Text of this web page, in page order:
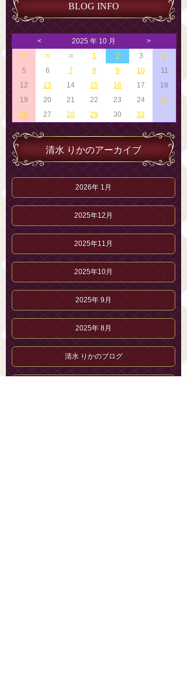
BLOG INFO
< 2025 年 10 月 >
28 29 30 1 2 3
4
5
6 7 8 9 10
11
12
13 14 15 16 17
18
19
20 21 22 23 24
25
26
27 28 29 30 31 1
清水 りかのアーカイブ
2026年 1月
2025年12月
2025年11月
2025年10月
2025年 9月
2025年 8月
清水 りかのブログ